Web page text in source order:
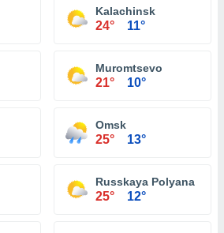
Kalachinsk
24° 11°
Muromtsevo
21° 10°
Omsk
25° 13°
Russkaya Polyana
25° 12°